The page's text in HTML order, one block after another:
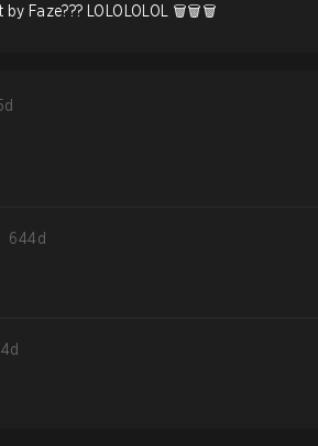
by Faze??? LOLOLOLOL 🗑️🗑️🗑️
644d